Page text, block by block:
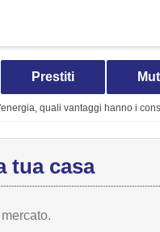
Prestiti
quali vantaggi hanno i
tua casa